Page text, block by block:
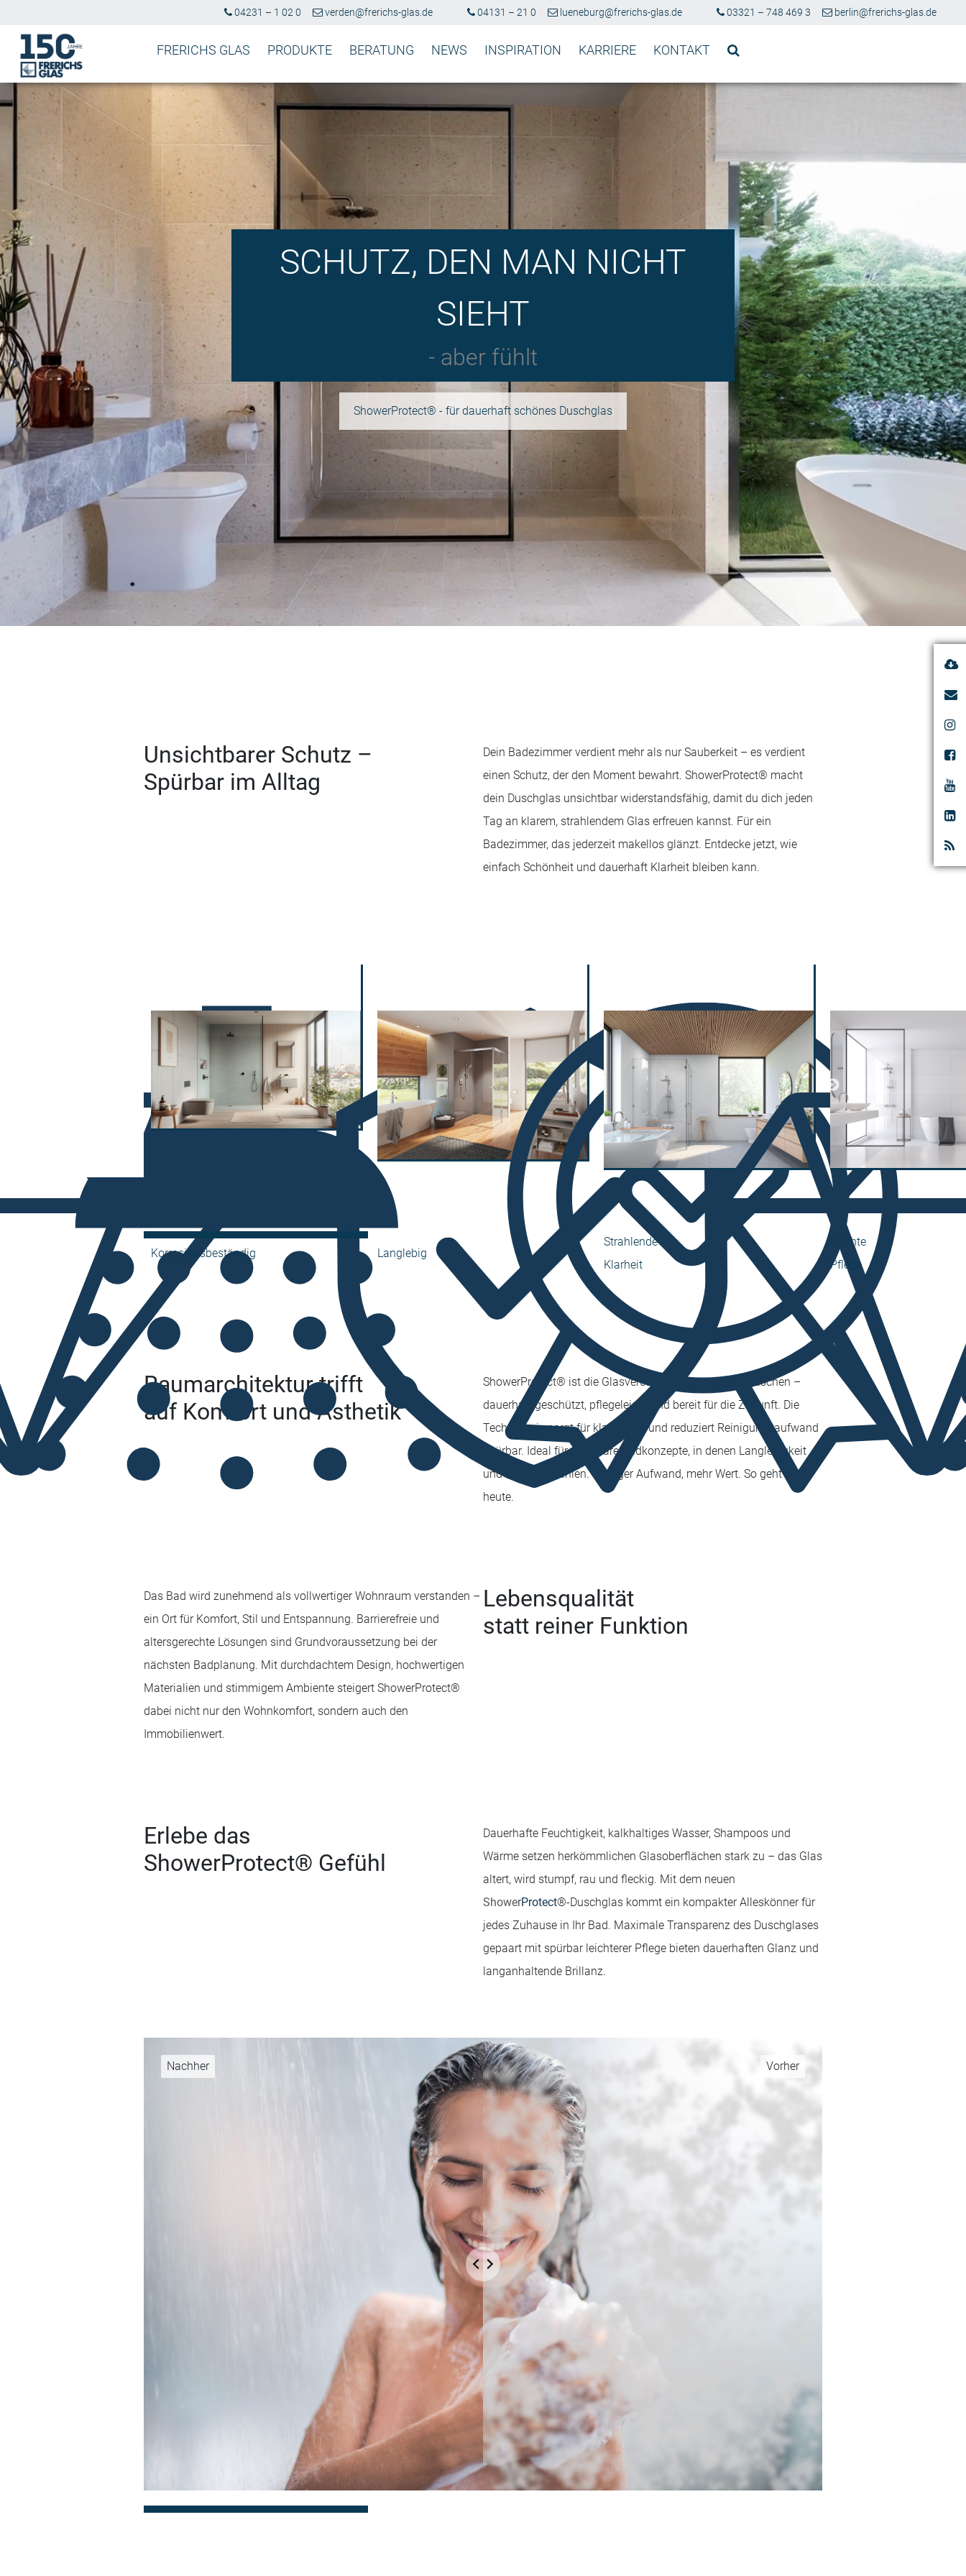
04231 – 1 02 0 verden@frerichs-glas.de 04131 – 21 0 lueneburg@frerichs-glas.de 03321 – 748 469 3 berlin@frerichs-glas.de
FRERICHS GLAS PRODUKTE BERATUNG NEWS INSPIRATION KARRIERE KONTAKT
SCHUTZ, DEN MAN NICHT
SIEHT
- aber fühlt
ShowerProtect® - für dauerhaft schönes Duschglas
Unsichtbarer Schutz –
Spürbar im Alltag
Dein Badezimmer verdient mehr als nur Sauberkeit – es verdient
einen Schutz, der den Moment bewahrt. ShowerProtect® macht
dein Duschglas unsichtbar widerstandsfähig, damit du dich jeden
Tag an klarem, strahlendem Glas erfreuen kannst. Für ein
Badezimmer, das jederzeit makellos glänzt. Entdecke jetzt, wie
einfach Schönheit und dauerhaft Klarheit bleiben kann.
Korrosionsbeständig Langlebig
Strahlende
Klarheit
Leichte
Pflege
Raumarchitektur trifft
auf Komfort und Ästhetik
ShowerProtect® ist die Glasveredelung für moderne Duschen –
dauerhaft geschützt, pflegeleicht und bereit für die Zukunft. Die
Technologie sorgt für klare Sicht und reduziert Reinigungsaufwand
spürbar. Ideal für modulare Badkonzepte, in denen Langlebigkeit
und Funktion zählen. Weniger Aufwand, mehr Wert. So geht Glas
heute.
Das Bad wird zunehmend als vollwertiger Wohnraum verstanden –
ein Ort für Komfort, Stil und Entspannung. Barrierefreie und
altersgerechte Lösungen sind Grundvoraussetzung bei der
nächsten Badplanung. Mit durchdachtem Design, hochwertigen
Materialien und stimmigem Ambiente steigert ShowerProtect®
dabei nicht nur den Wohnkomfort, sondern auch den
Immobilienwert.
Lebensqualität
statt reiner Funktion
Erlebe das
ShowerProtect® Gefühl
Dauerhafte Feuchtigkeit, kalkhaltiges Wasser, Shampoos und
Wärme setzen herkömmlichen Glasoberflächen stark zu – das Glas
altert, wird stumpf, rau und fleckig. Mit dem neuen
ShowerProtect®-Duschglas kommt ein kompakter Alleskönner für
jedes Zuhause in Ihr Bad. Maximale Transparenz des Duschglases
gepaart mit spürbar leichterer Pflege bieten dauerhaften Glanz und
langanhaltende Brillanz.